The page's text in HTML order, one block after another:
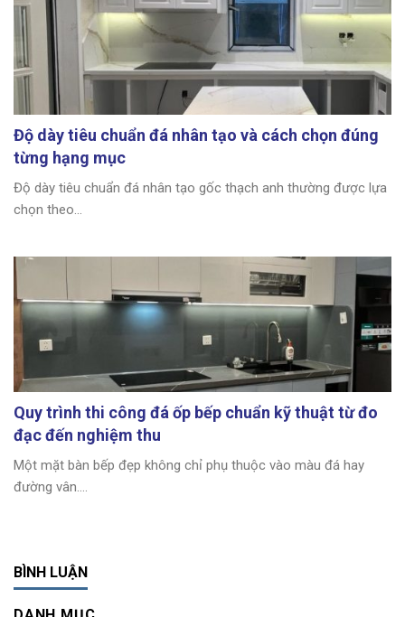
Độ dày tiêu chuẩn đá nhân tạo và cách chọn đúng
từng hạng mục
Độ dày tiêu chuẩn đá nhân tạo gốc thạch anh thường được lựa
chọn theo...
Quy trình thi công đá ốp bếp chuẩn kỹ thuật từ đo
đạc đến nghiệm thu
Một mặt bàn bếp đẹp không chỉ phụ thuộc vào màu đá hay
đường vân....
BÌNH LUẬN